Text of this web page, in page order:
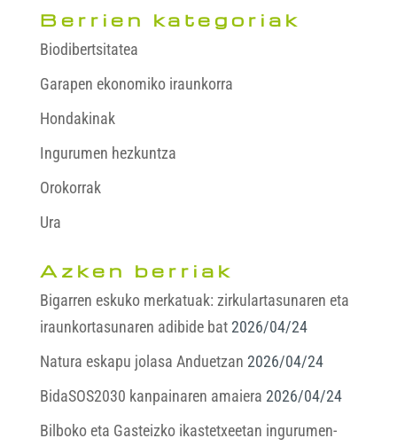
Berrien kategoriak
Biodibertsitatea
Garapen ekonomiko iraunkorra
Hondakinak
Ingurumen hezkuntza
Orokorrak
Ura
Azken berriak
Bigarren eskuko merkatuak: zirkulartasunaren eta
iraunkortasunaren adibide bat 2026/04/24
Natura eskapu jolasa Anduetzan 2026/04/24
BidaSOS2030 kanpainaren amaiera 2026/04/24
Bilboko eta Gasteizko ikastetxeetan ingurumen-